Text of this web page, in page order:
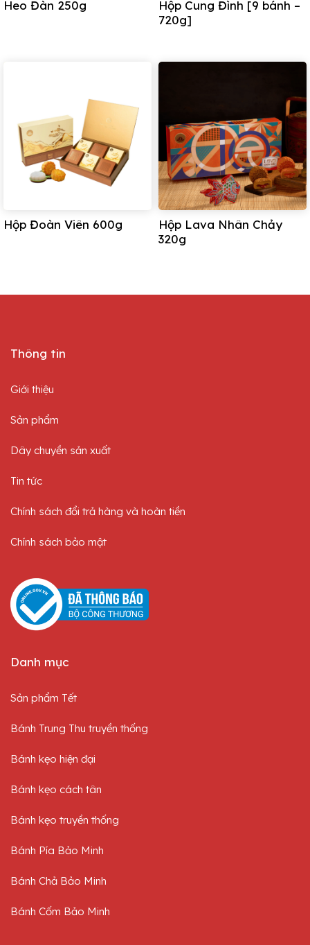
Đặc biệt nhận ngay Ưu đãi hấp dẫn dành cho các đơn
Cửa hàng GTSP: 12 Hàng Than – Ba Đình – Hà Nội
Nhà máy sản xuất:
Trụ sở chính – Nhà máy miền Bắc: Lô B2-3-3a – Khu
công nghiệp Nam Thăng Long ( Khu B) – Phường
Thượng Cát – TP Hà Nội
Nhà Máy miền Nam: Lô 54 đường số 2 – Khu công
nghiệp Tân Tạo – Phường Tân Tạo – TP Hồ Chí Minh
Heo Đàn 250g
Hộp Cung Đình [9 bánh –
720g]
Hộp Đoàn Viên 600g
Hộp Lava Nhân Chảy
320g
Thông tin
Giới thiệu
Sản phẩm
Dây chuyền sản xuất
Tin tức
Chính sách đổi trả hàng và hoàn tiền
Chính sách bảo mật
Danh mục
Sản phẩm Tết
Bánh Trung Thu truyền thống
Bánh kẹo hiện đại
Bánh kẹo cách tân
Bánh kẹo truyền thống
Bánh Pía Bảo Minh
Bánh Chả Bảo Minh
Bánh Cốm Bảo Minh